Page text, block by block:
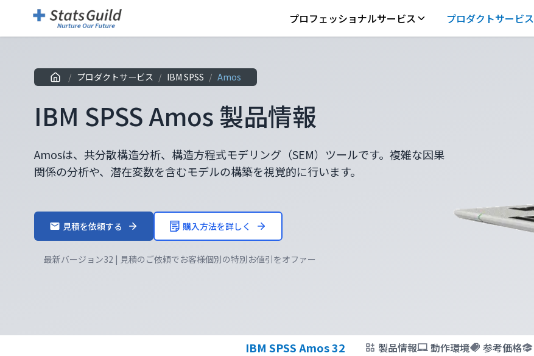
プロフェッショナルサービス プロダクトサービス
/ プロダクトサービス / IBM SPSS / Amos
IBM SPSS Amos 製品情報
Amosは、共分散構造分析、構造方程式モデリング（SEM）ツールです。複雑な因果
関係の分析や、潜在変数を含むモデルの構築を視覚的に行います。
見積を依頼する 購入方法を詳しく
最新バージョン32 | 見積のご依頼でお客様個別の特別お値引をオファー
IBM SPSS Amos 32 製品情報 動作環境 参考価格